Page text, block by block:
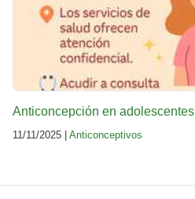
Anticoncepción en adolescentes
11/11/2025 | Anticonceptivos